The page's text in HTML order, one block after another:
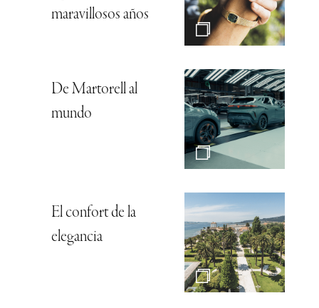
maravillosos años
De Martorell al
mundo
El confort de la
elegancia